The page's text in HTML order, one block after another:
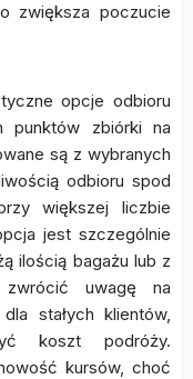
zwiększa poczucie
opcje odbioru
punktów zbiórki na
są z wybranych
odbioru spod
większej liczbie
jest szczególnie
ilością bagażu lub z
zwrócić uwagę na
stałych klientów,
koszt podróży.
kursów, choć